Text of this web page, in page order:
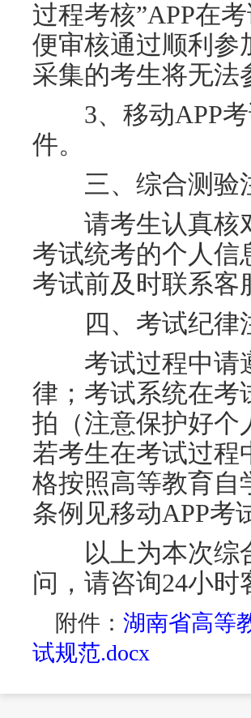
过程考核”APP在
便审核通过顺利参
采集的考生将无法
3、移动APP
件。
三、综合测验
请考生认真核对
考试统考的个人信
考试前及时联系客
四、考试纪律
考试过程中请遵
律；考试系统在考
拍（注意保护好个
若考生在考试过程
格按照高等教育自
条例见移动APP考
以上为本次综合
问，请咨询24小时
附件： 湖南省高等
试规范.docx